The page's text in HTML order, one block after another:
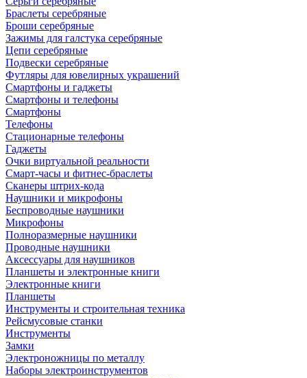
Браслеты серебряные
Броши серебряные
Зажимы для галстука серебряные
Цепи серебряные
Подвески серебряные
Футляры для ювелирных украшений
Смартфоны и гаджеты
Смартфоны и телефоны
Смартфоны
Телефоны
Стационарные телефоны
Гаджеты
Очки виртуальной реальности
Смарт-часы и фитнес-браслеты
Сканеры штрих-кода
Наушники и микрофоны
Беспроводные наушники
Микрофоны
Полноразмерные наушники
Проводные наушники
Аксессуары для наушников
Планшеты и электронные книги
Электронные книги
Планшеты
Инструменты и строительная техника
Рейсмусовые станки
Инструменты
Замки
Электроножницы по металлу
Наборы электроинструментов